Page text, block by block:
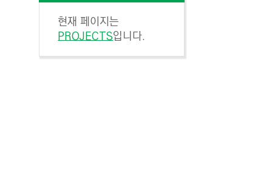
현재 페이지는
PROJECTS입니다.